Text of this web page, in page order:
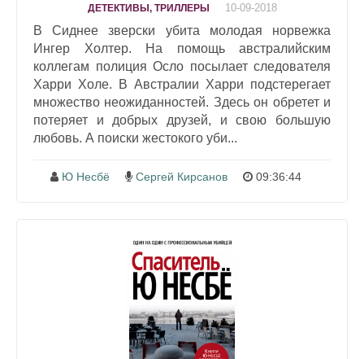
ДЕТЕКТИВЫ, ТРИЛЛЕРЫ 10-09-2018
В Сиднее зверски убита молодая норвежка
Ингер Холтер. На помощь австралийским
коллегам полиция Осло посылает следователя
Харри Холе. В Австралии Харри подстерегает
множество неожиданностей. Здесь он обретет и
потеряет и добрых друзей, и свою большую
любовь. А поиски жестокого уби...
Ю Несбё Сергей Кирсанов 09:36:44